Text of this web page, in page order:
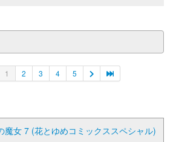
1 2 3 4 5
魔女 7 (花とゆめコミックススペシャル)